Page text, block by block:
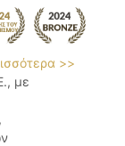
>>
με